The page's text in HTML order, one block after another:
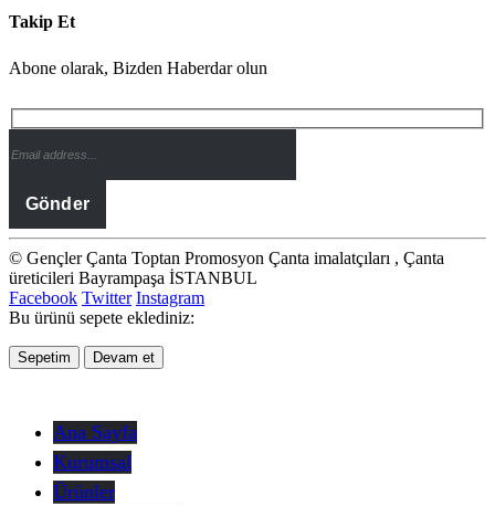
Takip Et
Abone olarak, Bizden Haberdar olun
© Gençler Çanta Toptan Promosyon Çanta imalatçıları , Çanta
üreticileri Bayrampaşa İSTANBUL
Facebook Twitter Instagram
Bu ürünü sepete eklediniz:
Sepetim Devam et
Ana Sayfa
Kurumsal
Ürünler